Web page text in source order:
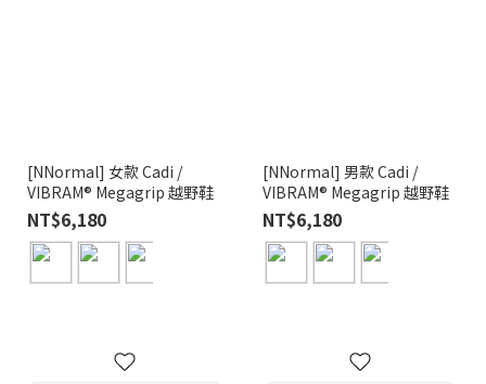
[NNormal] 女款 Cadi /
VIBRAM® Megagrip 越野鞋
NT$6,180
[NNormal] 男款 Cadi /
VIBRAM® Megagrip 越野鞋
NT$6,180